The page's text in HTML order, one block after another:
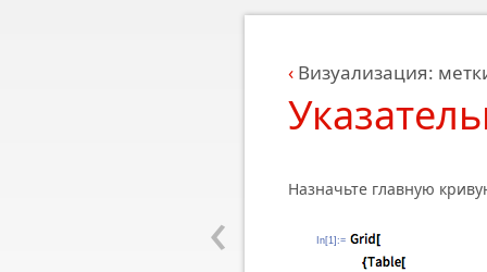
‹
Визуализация:
Назначьте главную
In[1]:=